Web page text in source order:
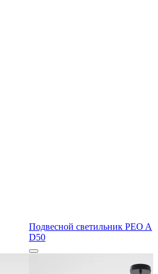
Подвесной светильник PEO A
D50